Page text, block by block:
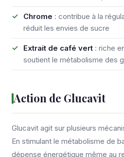
Chrome : contribue à la
réduit les envies de sucre
Extrait de café vert : riche
soutient le métabolisme des
Action de Glucavit
Glucavit agit sur plusieurs
En stimulant le métabolisme de
dépense énergétique même au